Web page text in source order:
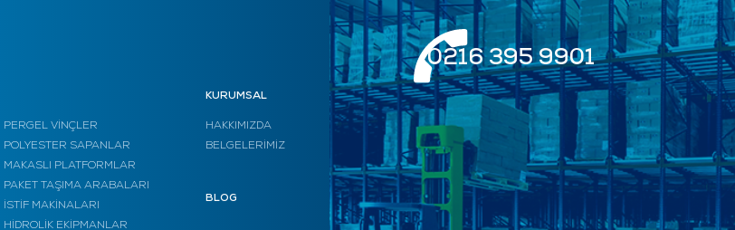
PERGEL VİNÇLER
POLYESTER SAPANLAR
MAKASLI PLATFORMLAR
PAKET TAŞIMA ARABALARI
İSTİF MAKİNALARI
HİDROLİK EKİPMANLAR
KURUMSAL
HAKKIMIZDA
BELGELERİMİZ
BLOG
0216 395 9901